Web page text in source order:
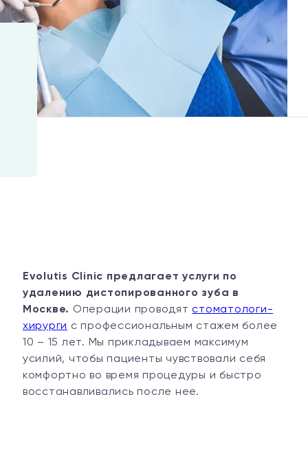
Evolutis Clinic предлагает услуги по
удалению дистопированного зуба в
Москве. Операции проводят стоматологи-
хирурги с профессиональным стажем более
10 – 15 лет. Мы прикладываем максимум
усилий, чтобы пациенты чувствовали себя
комфортно во время процедуры и быстро
восстанавливались после нее.